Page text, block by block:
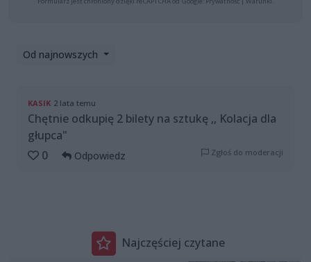
Od najnowszych
KASIK 2 lata temu
Chętnie odkupię 2 bilety na sztukę ,, Kolacja dla
głupca"
0
Odpowiedz Zgłoś do moderacji
Najczęściej czytane